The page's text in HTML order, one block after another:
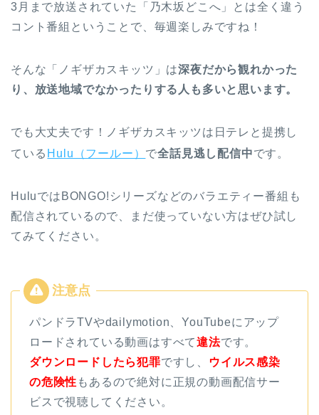
3月まで放送されていた「乃木坂どこへ」とは全く違う
コント番組ということで、毎週楽しみですね！
そんな「ノギザカスキッツ」は深夜だから観れかった
り、放送地域でなかったりする人も多いと思います。
でも大丈夫です！ノギザカスキッツは日テレと提携し
ている Hulu（フールー） で全話見逃し配信中です。
HuluではBONGO!シリーズなどのバラエティー番組も
配信されているので、まだ使っていない方はぜひ試し
てみてください。
パンドラTVやdailymotion、YouTubeにアップ
ロードされている動画はすべて違法です。
ダウンロードしたら犯罪ですし、
ウイルス感染
の危険性 もあるので絶対に正規の動画配信サー
ビスで視聴してください。